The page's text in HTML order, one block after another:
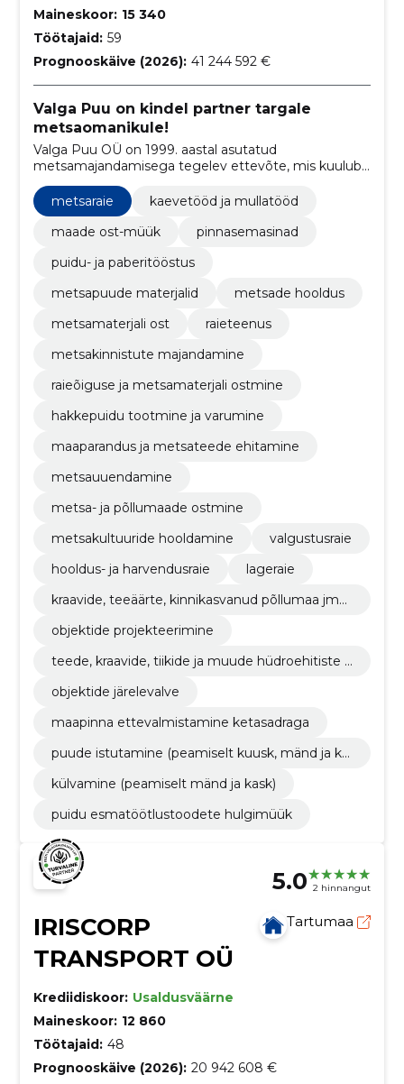
Maineskoor: 15 340
Töötajaid: 59
Prognooskäive (2026): 41 244 592 €
Valga Puu on kindel partner targale
metsaomanikule!
Valga Puu OÜ on 1999. aastal asutatud
metsamajandamisega tegelev ettevõte, mis kuulub
metsaraie
kaevetööd ja mullatööd
maade ost-müük
pinnasemasinad
puidu- ja paberitööstus
metsapuude materjalid
metsade hooldus
metsamaterjali ost
raieteenus
metsakinnistute majandamine
raieõiguse ja metsamaterjali ostmine
hakkepuidu tootmine ja varumine
maaparandus ja metsateede ehitamine
metsauuendamine
metsa- ja põllumaade ostmine
metsakultuuride hooldamine
valgustusraie
hooldus- ja harvendusraie
lageraie
kraavide, teeäärte, kinnikasvanud põllumaa jms
objektide projekteerimine
teede, kraavide, tiikide ja muude hüdroehitiste r
objektide järelevalve
maapinna ettevalmistamine ketasadraga
puude istutamine (peamiselt kuusk, mänd ja ka
külvamine (peamiselt mänd ja kask)
puidu esmatöötlustoodete hulgimüük
5.0 2 hinnangut
IRISCORP
TRANSPORT OÜ
Tartumaa
Krediidiskoor: Usaldusväärne
Maineskoor: 12 860
Töötajaid: 48
Prognooskäive (2026): 20 942 608 €